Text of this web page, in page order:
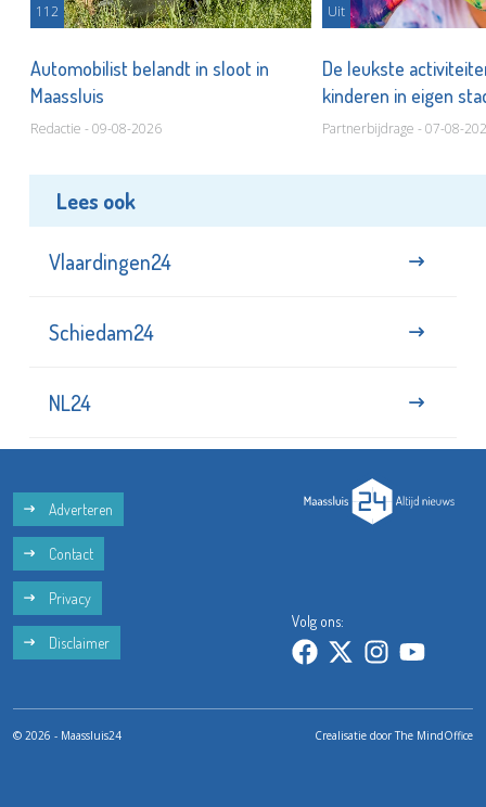
112
Automobilist belandt in sloot in
Maassluis
Redactie - 09-08-2026
Uit
De leukste
kinderen in eigen
Partnerbijdrage - 07-08-
Lees ook
Vlaardingen24
Schiedam24
NL24
Adverteren
Contact
Privacy
Disclaimer
Volg ons:
© 2026 - Maassluis24 Crealisatie doorThe MindOffice